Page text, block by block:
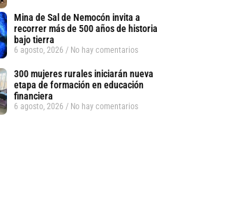
Mina de Sal de Nemocón invita a
recorrer más de 500 años de historia
bajo tierra
6 agosto, 2026 No hay comentarios
300 mujeres rurales iniciarán nueva
etapa de formación en educación
financiera
6 agosto, 2026 No hay comentarios